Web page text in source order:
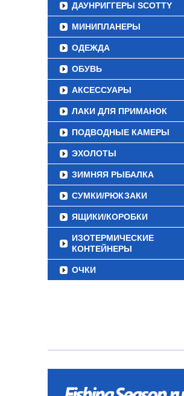
ДАУНРИГГЕРЫ SCOTTY
МИНИПЛАНЕРЫ
ОДЕЖДА
ОБУВЬ
АКСЕССУАРЫ
ЛАКИ ДЛЯ ПРИМАНОК
ПОДВОДНЫЕ КАМЕРЫ
ЭХОЛОТЫ
ЗИМНЯЯ РЫБАЛКА
СУМКИ/РЮКЗАКИ
ЯЩИКИ/КОРОБКИ
ИЗОТЕРМИЧЕСКИЕ
КОНТЕЙНЕРЫ
ОЧКИ